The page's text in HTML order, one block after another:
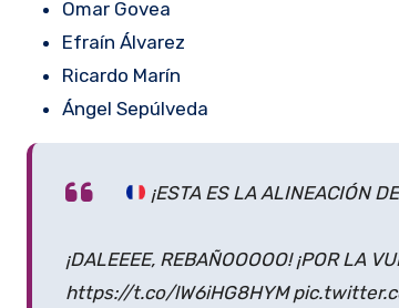
Omar Govea
Efraín Álvarez
Ricardo Marín
Ángel Sepúlveda
¡ESTA ES LA ALINEACIÓN
¡DALEEEE, REBAÑOOOOO! ¡POR
https://t.co/lW6iHG8HYM